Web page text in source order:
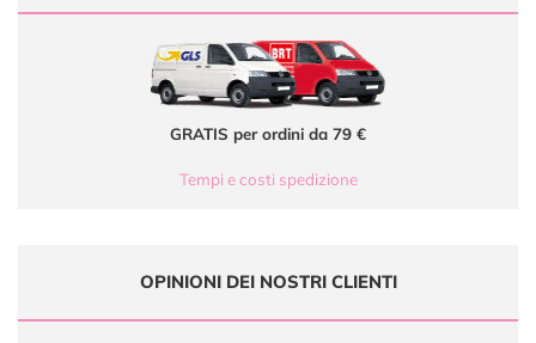
GRATIS per ordini da 79 €
Tempi e costi spedizione
OPINIONI DEI NOSTRI CLIENTI